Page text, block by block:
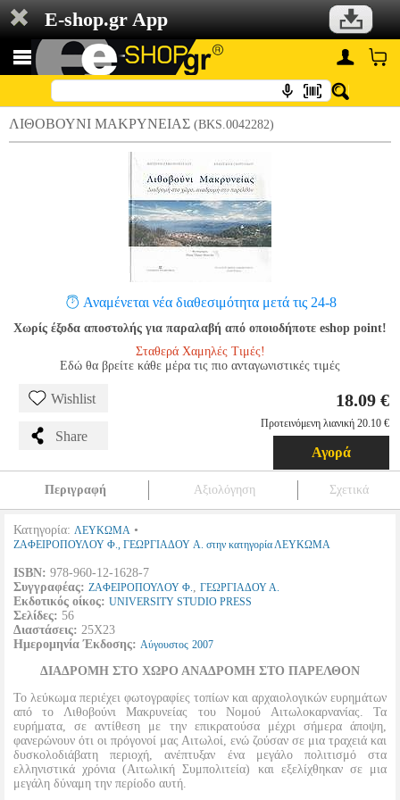
E-shop.gr App
ΛΙΘΟΒΟΥΝΙ ΜΑΚΡΥΝΕΙΑΣ (BKS.0042282)
Αναμένεται νέα διαθεσιμότητα μετά τις 24-8
Χωρίς έξοδα αποστολής για παραλαβή από οποιοδήποτε eshop point!
Σταθερά Χαμηλές Τιμές!
Εδώ θα βρείτε κάθε μέρα τις πιο ανταγωνιστικές τιμές
Wishlist
Share
18.09 €
Προτεινόμενη λιανική 20.10 €
Αγορά
Περιγραφή Αξιολόγηση Σχετικά
Κατηγορία: ΛΕΥΚΩΜΑ •
ΖΑΦΕΙΡΟΠΟΥΛΟΥ Φ., ΓΕΩΡΓΙΑΔΟΥ Α. στην κατηγορία ΛΕΥΚΩΜΑ
ISBN: 978-960-12-1628-7
Συγγραφέας: ΖΑΦΕΙΡΟΠΟΥΛΟΥ Φ., ΓΕΩΡΓΙΑΔΟΥ Α.
Εκδοτικός οίκος: UNIVERSITY STUDIO PRESS
Σελίδες: 56
Διαστάσεις: 25Χ23
Ημερομηνία Έκδοσης: Αύγουστος 2007
ΔΙΑΔΡΟΜΗ ΣΤΟ ΧΩΡΟ ΑΝΑΔΡΟΜΗ ΣΤΟ ΠΑΡΕΛΘΟΝ
Το λεύκωμα περιέχει φωτογραφίες τοπίων και αρχαιολογικών ευρημάτων
από το Λιθοβούνι Μακρυνείας του Νομού Αιτωλοκαρνανίας. Τα
ευρήματα, σε αντίθεση με την επικρατούσα μέχρι σήμερα άποψη,
φανερώνουν ότι οι πρόγονοί μας Αιτωλοί, ενώ ζούσαν σε μια τραχειά και
δυσκολοδιάβατη περιοχή, ανέπτυξαν ένα μεγάλο πολιτισμό στα
ελληνιστικά χρόνια (Αιτωλική Συμπολιτεία) και εξελίχθηκαν σε μια
μεγάλη δύναμη την περίοδο αυτή.